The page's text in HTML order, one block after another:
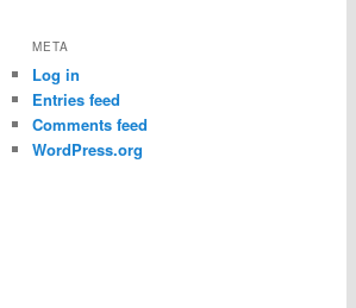
META
Log in
Entries feed
Comments feed
WordPress.org